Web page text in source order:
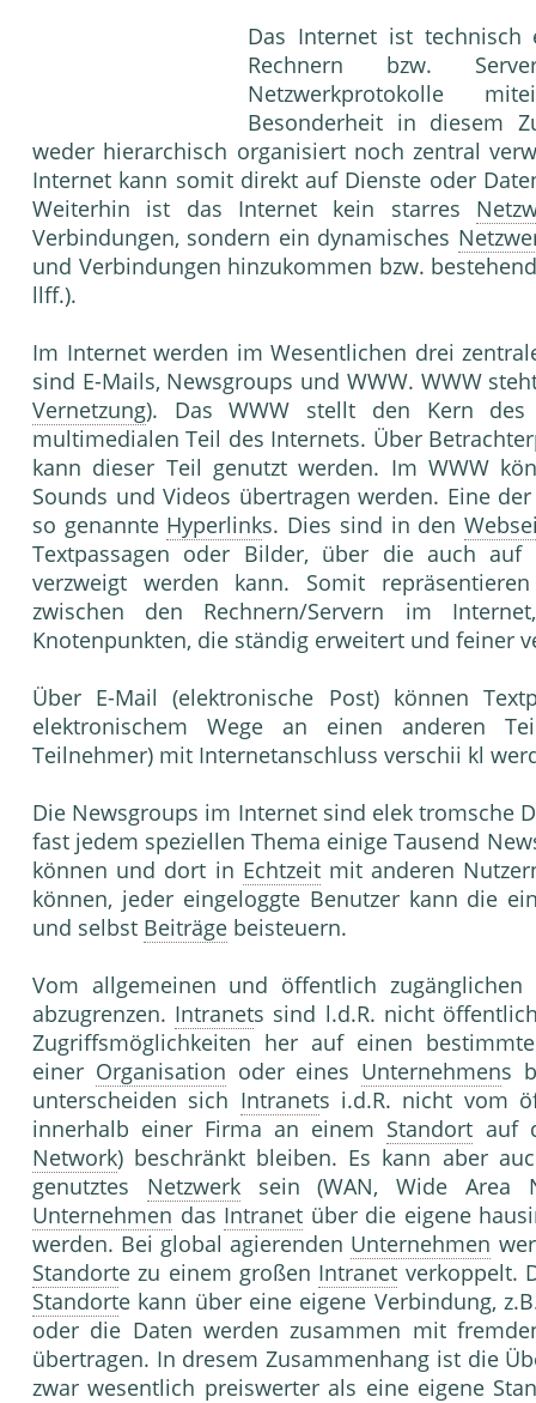
Das Internet ist
Rechnern bzw.
Netzwerkprotokolle
Besonderheit in diesem
weder hierarchisch organisiert noch zentral
Internet kann somit direkt auf Dienste oder
Weiterhin ist das Internet kein starres
Verbindungen, sondern ein dynamisches
und Verbindungen hinzukommen bzw.
llff.).
Im Internet werden im Wesentlichen drei
sind E-Mails, Newsgroups und WWW. WWW
Vernetzung). Das WWW stellt den Kern
multimedialen Teil des Internets. Über
kann dieser Teil genutzt werden. Im WWW
Sounds und Videos übertragen werden. Eine
so genannte Hyperlinks. Dies sind in den
Textpassagen oder Bilder, über die auch auf
verzweigt werden kann. Somit
zwischen den Rechnern/Servern im
Knotenpunkten, die ständig erweitert und feiner
Über E-Mail (elektronische Post) können
elektronischem Wege an einen anderen
Teilnehmer) mit Internetanschluss verschii kl
Die Newsgroups im Internet sind elek tromsche
fast jedem speziellen Thema einige Tausend
können und dort in Echtzeitmit anderen
können, jeder eingeloggte Benutzer kann die
und selbst Beiträge beisteuern.
Vom allgemeinen und öffentlich
abzugrenzen. Intranets sind l.d.R. nicht
Zugriffsmöglichkeiten her auf einen
einer Organisation oder eines Unternehmens
unterscheiden sich Intranets i.d.R. nicht vom
innerhalb einer Firma an einem Standort auf
Network) beschränkt bleiben. Es kann aber
genutztes Netzwerksein (WAN, Wide Area
Unternehmen das Intranet über die eigene
werden. Bei global agierenden Unternehmen
Standorte zu einem großen Intranet verkoppelt.
Standorte kann über eine eigene Verbindung,
oder die Daten werden zusammen mit
übertragen. In dresem Zusammenhang ist die
zwar wesentlich preiswerter als eine eigene